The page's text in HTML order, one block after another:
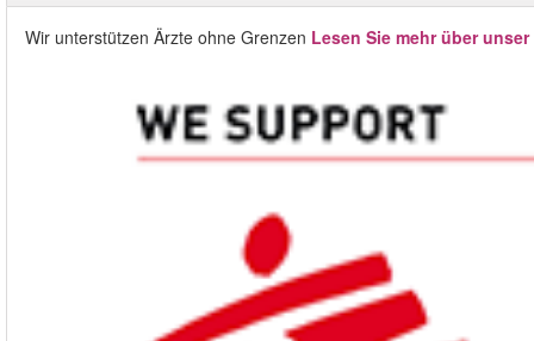
Wir unterstützen Ärzte ohne Grenzen Lesen Sie mehr über